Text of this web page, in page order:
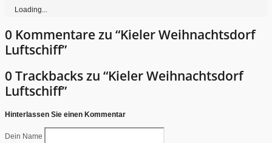
Loading...
0 Kommentare zu “Kieler Weihnachtsdorf
Luftschiff”
0 Trackbacks zu “Kieler Weihnachtsdorf
Luftschiff”
Hinterlassen Sie einen Kommentar
Dein Name